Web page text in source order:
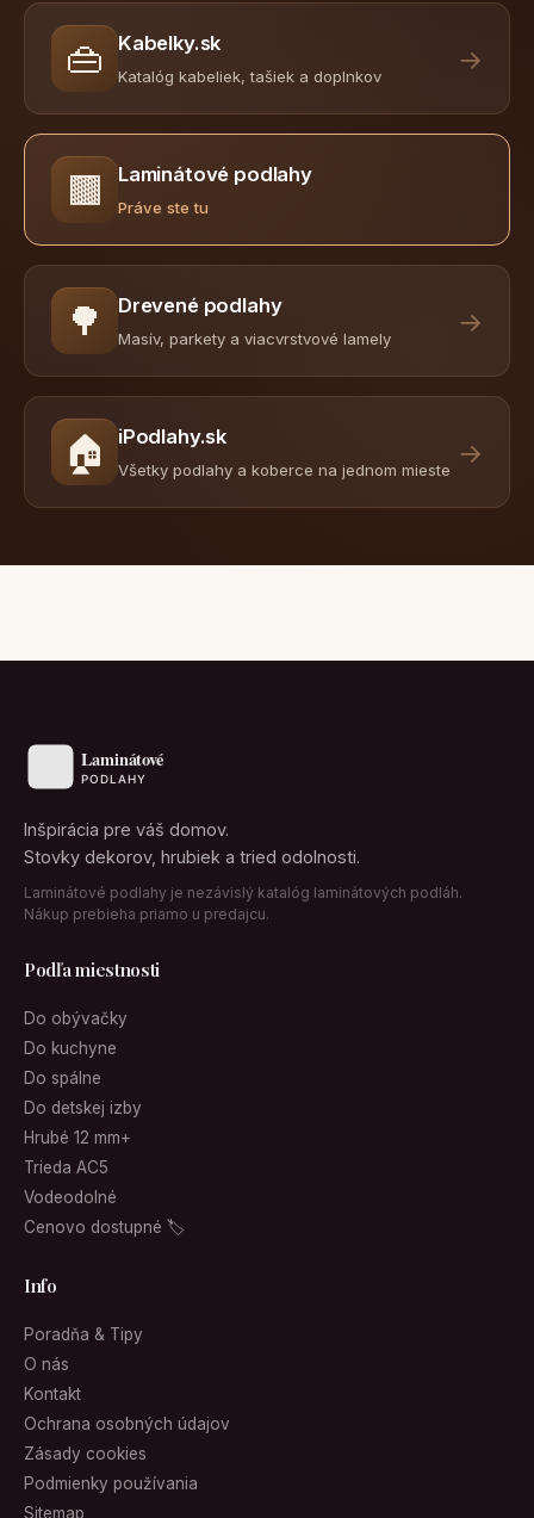
👜 Kabelky.sk
Katalóg kabeliek, tašiek a doplnkov
→
🟫 Laminátové podlahy
Práve ste tu
🌳 Drevené podlahy
Masív, parkety a viacvrstvové lamely
→
🏠 iPodlahy.sk
Všetky podlahy a koberce na jednom mieste
→
Inšpirácia pre váš domov.
Stovky dekorov, hrubiek a tried odolnosti.
Laminátové podlahy je nezávislý katalóg laminátových podláh.
Nákup prebieha priamo u predajcu.
Podľa miestnosti
Do obývačky
Do kuchyne
Do spálne
Do detskej izby
Hrubé 12 mm+
Trieda AC5
Vodeodolné
Cenovo dostupné 🏷
Info
Poradňa & Tipy
O nás
Kontakt
Ochrana osobných údajov
Zásady cookies
Podmienky používania
Sitemap